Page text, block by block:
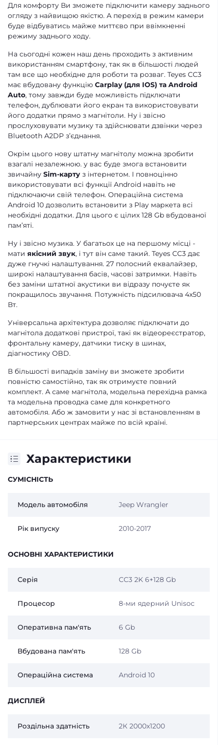
Для комфорту Ви зможете підключити камеру заднього
огляду з найвищою якістю. А перехід в режим камери
буде відбуватись майже миттєво при ввімкненні
режиму заднього ходу.
На сьогодні кожен наш день проходить з активним
використанням смартфону, так як в більшості людей
там все що необхідне для роботи та розваг. Teyes CC3
має вбудовану функцію Carplay (для IOS) та Android
Auto, тому завжди буде можливість підключати
телефон, дублювати його екран та використовувати
його додатки прямо з магнітоли. Ну і звісно
прослуховувати музику та здійснювати дзвінки через
Bluetooth A2DP зʼєднання.
Окрім цього нову штатну магнітолу можна зробити
взагалі незалежною. у вас буде змога встановити
звичайну Sim-карту з інтернетом. І повноцінно
використовувати всі функції Android навіть не
підключаючи свій телефон. Операційна система
Android 10 дозволить встановити з Play маркета всі
необхідні додатки. Для цього є цілих 128 Gb вбудованої
памʼяті.
Ну і звісно музика. У багатьох це на першому місці -
мати якісний звук, і тут він саме такий. Teyes CC3 дає
дуже гнучкі налаштування. 27 полосний еквалайзер,
широкі налаштування басів, часові затримки. Навіть
без заміни штатної акустики ви відразу почуєте як
покращилось звучання. Потужність підсилювача 4х50
Вт.
Універсальна архітектура дозволяє підключати до
магнітола додаткові пристрої, такі як відеореєстратор,
фронтальну камеру, датчики тиску в шинах,
діагностику OBD.
В більшості випадків заміну ви зможете зробити
повністю самостійно, так як отримуєте повний
комплект. А саме магнітола, модельна перехідна рамка
та модельна проводка саме для конкретного
автомобіля. Або ж замовити у нас зі встановленням в
партнерських центрах майже по всій країні.
Характеристики
СУМІСНІСТЬ
Модель автомобіля Jeep Wrangler
Рік випуску 2010-2017
ОСНОВНІ ХАРАКТЕРИСТИКИ
Серія CC3 2K 6+128 Gb
Процесор 8-ми ядерний Unisoc
Оперативна пам'ять 6 Gb
Вбудована пам'ять 128 Gb
Операційна система Android 10
ДИСПЛЕЙ
Роздільна здатність 2К 2000х1200